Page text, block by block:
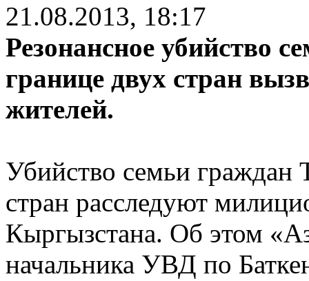
21.08.2013, 18:17
Резонансное убийство
границе двух стран
жителей.
Убийство семьи граждан
стран расследуют
Кыргызстана. Об этом
начальника УВД по